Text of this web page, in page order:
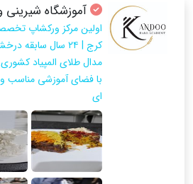
آموزشگاه
اولین مرکز ورکشاپ
کرج | ۲۴ سال
با فضای آموزشی مناسب
ای